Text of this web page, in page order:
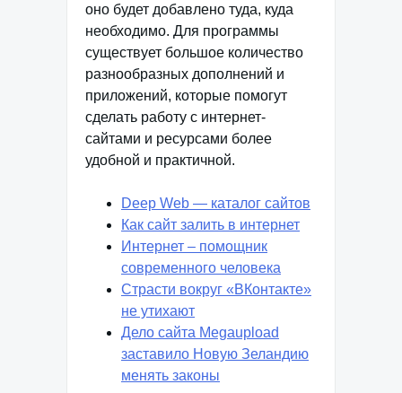
оно будет добавлено туда, куда
необходимо. Для программы
существует большое количество
разнообразных дополнений и
приложений, которые помогут
сделать работу с интернет-
сайтами и ресурсами более
удобной и практичной.
Deep Web — каталог сайтов
Как сайт залить в интернет
Интернет – помощник
современного человека
Страсти вокруг «ВКонтакте»
не утихают
Дело сайта Megaupload
заставило Новую Зеландию
менять законы